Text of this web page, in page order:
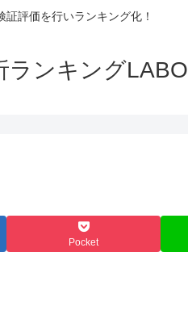
評価を行いランキング化！
ランキングLABO
Pocket